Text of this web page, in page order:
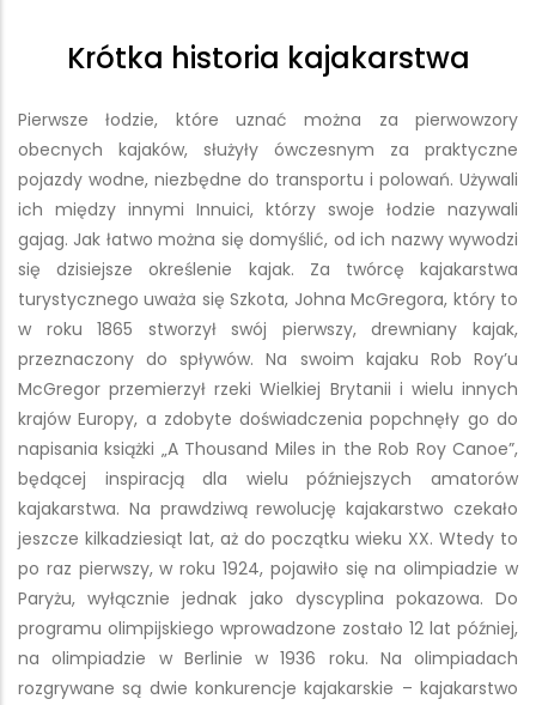
Krótka historia kajakarstwa
Pierwsze łodzie, które uznać można za pierwowzory
obecnych kajaków, służyły ówczesnym za praktyczne
pojazdy wodne, niezbędne do transportu i polowań. Używali
ich między innymi Innuici, którzy swoje łodzie nazywali
gajag. Jak łatwo można się domyślić, od ich nazwy wywodzi
się dzisiejsze określenie kajak. Za twórcę kajakarstwa
turystycznego uważa się Szkota, Johna McGregora, który to
w roku 1865 stworzył swój pierwszy, drewniany kajak,
przeznaczony do spływów. Na swoim kajaku Rob Roy’u
McGregor przemierzył rzeki Wielkiej Brytanii i wielu innych
krajów Europy, a zdobyte doświadczenia popchnęły go do
napisania książki „A Thousand Miles in the Rob Roy Canoe”,
będącej inspiracją dla wielu późniejszych amatorów
kajakarstwa. Na prawdziwą rewolucję kajakarstwo czekało
jeszcze kilkadziesiąt lat, aż do początku wieku XX. Wtedy to
po raz pierwszy, w roku 1924, pojawiło się na olimpiadzie w
Paryżu, wyłącznie jednak jako dyscyplina pokazowa. Do
programu olimpijskiego wprowadzone zostało 12 lat później,
na olimpiadzie w Berlinie w 1936 roku. Na olimpiadach
rozgrywane są dwie konkurencje kajakarskie – kajakarstwo